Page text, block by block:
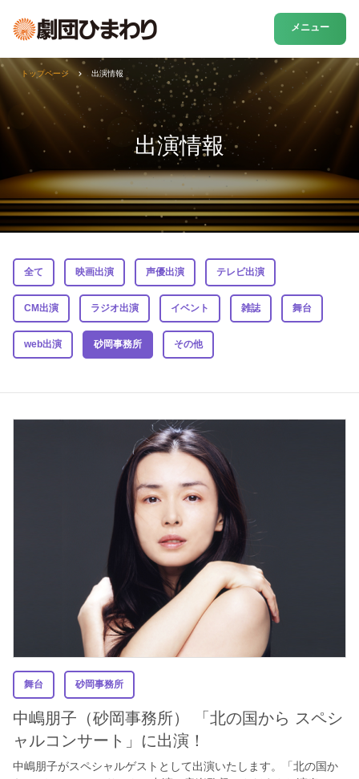
メニュー
出演情報
トップページ 出演情報
全て 映画出演 声優出演 テレビ出演
CM出演 ラジオ出演 イベント 雑誌 舞台
web出演 砂岡事務所 その他
舞台 砂岡事務所
中嶋朋子（砂岡事務所） 「北の国から スペシ
ャルコンサート」に出演！
中嶋朋子がスペシャルゲストとして出演いたします。「北の国か